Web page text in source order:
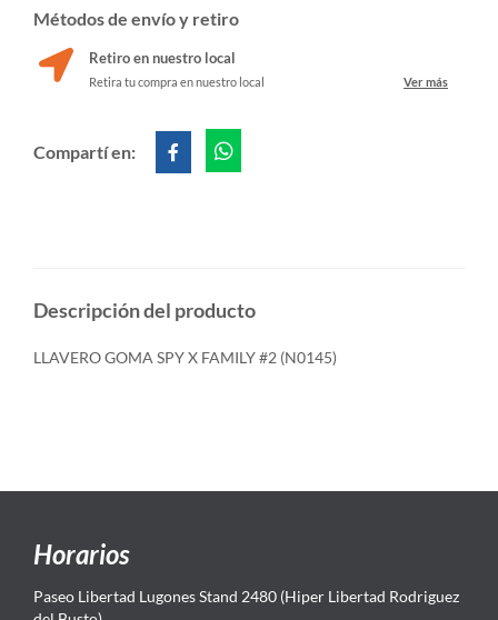
Métodos de envío y retiro
Retiro en nuestro local
Retira tu compra en nuestro local Ver más
Compartí en:
Descripción del producto
LLAVERO GOMA SPY X FAMILY #2 (N0145)
Horarios
Paseo Libertad Lugones Stand 2480 (Hiper Libertad Rodriguez